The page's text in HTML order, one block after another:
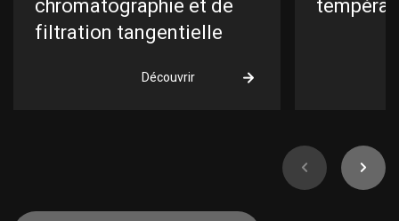
chromato­graphie et de
filtration tangentielle
Découvrir